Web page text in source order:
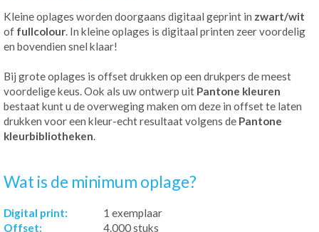
Kleine oplages worden doorgaans digitaal geprint in zwart/wit
of fullcolour. In kleine oplages is digitaal printen zeer voordelig
en bovendien snel klaar!
Bij grote oplages is offset drukken op een drukpers de meest
voordelige keus. Ook als uw ontwerp uit Pantone kleuren
bestaat kunt u de overweging maken om deze in offset te laten
drukken voor een kleur-echt resultaat volgens de Pantone
kleurbibliotheken.
Wat is de minimum oplage?
Digital print:
1 exemplaar
Offset:
4.000 stuks